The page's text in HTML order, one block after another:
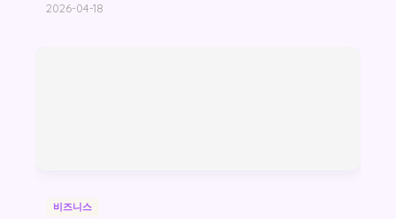
2026-04-18
비즈니스